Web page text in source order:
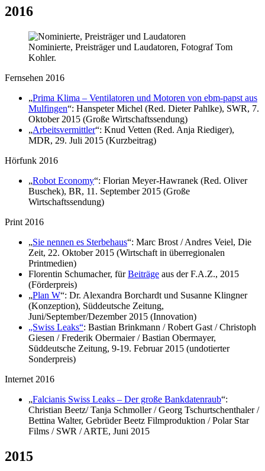
2016
Nominierte, Preisträger und Laudatoren, Fotograf Tom
Kohler.
Fernsehen 2016
„Prima Klima – Ventilatoren und Motoren von ebm-papst aus
Mulfingen“: Hanspeter Michel (Red. Dieter Pahlke), SWR, 7.
Oktober 2015 (Große Wirtschaftssendung)
„Arbeitsvermittler“: Knud Vetten (Red. Anja Riediger),
MDR, 29. Juli 2015 (Kurzbeitrag)
Hörfunk 2016
„Robot Economy“: Florian Meyer-Hawranek (Red. Oliver
Buschek), BR, 11. September 2015 (Große
Wirtschaftssendung)
Print 2016
„Sie nennen es Sterbehaus“: Marc Brost / Andres Veiel, Die
Zeit, 22. Oktober 2015 (Wirtschaft in überregionalen
Printmedien)
Florentin Schumacher, fürBeiträge aus der F.A.Z., 2015
(Förderpreis)
„Plan W“: Dr. Alexandra Borchardt und Susanne Klingner
(Konzeption), Süddeutsche Zeitung,
Juni/September/Dezember 2015 (Innovation)
„Swiss Leaks“: Bastian Brinkmann / Robert Gast / Christoph
Giesen / Frederik Obermaier / Bastian Obermayer,
Süddeutsche Zeitung, 9-19. Februar 2015 (undotierter
Sonderpreis)
Internet 2016
„Falcianis Swiss Leaks – Der große Bankdatenraub“:
Christian Beetz/ Tanja Schmoller / Georg Tschurtschenthaler /
Bettina Walter, Gebrüder Beetz Filmproduktion / Polar Star
Films / SWR / ARTE, Juni 2015
2015